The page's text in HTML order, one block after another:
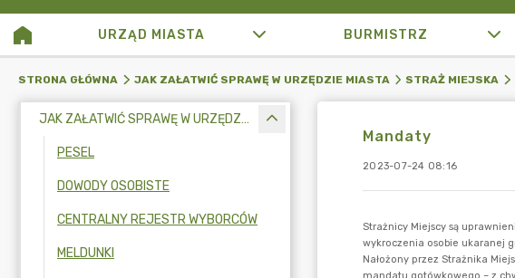
URZĄD MIASTA BURMISTRZ
STRONA GŁÓWNA JAK ZAŁATWIĆ SPRAWĘ W URZĘDZIE MIASTA STRAŻ MIEJSKA
JAK ZAŁATWIĆ SPRAWĘ W URZĘDZIE MIASTA
PESEL
DOWODY OSOBISTE
CENTRALNY REJESTR WYBORCÓW
MELDUNKI
Mandaty
2023-07-24 08:16